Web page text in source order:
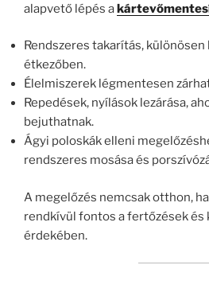
alapvető lépés a
Rendszeres takarítás, különösen
étkezőben.
Élelmiszerek légmentesen
Repedések, nyílások lezárása,
bejuthatnak.
Ágyi poloskák elleni
rendszeres mosása és
A megelőzés nemcsak otthon,
rendkívül fontos a fertőzések és
érdekében.